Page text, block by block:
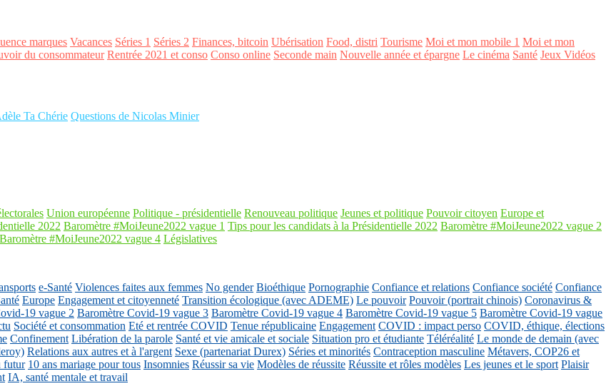
marques Vacances Séries 1 Séries 2 Finances, bitcoin Ubérisation Food, distri Tourisme Moi et mon mobile 1 Moi et mon
du consommateur Rentrée 2021 et conso Conso online Seconde main Nouvelle année et épargne Le cinéma Santé Jeux Vidéos
Ta Chérie Questions de Nicolas Minier
Union européenne Politique - présidentielle Renouveau politique Jeunes et politique Pouvoir citoyen Europe et
2022 Baromètre #MoiJeune2022 vague 1 Tips pour les candidats à la Présidentielle 2022 Baromètre #MoiJeune2022 vague 2
Baromètre #MoiJeune2022 vague 4 Législatives
e-Santé Violences faites aux femmes No gender Bioéthique Pornographie Confiance et relations Confiance société Confiance
Europe Engagement et citoyenneté Transition écologique (avec ADEME) Le pouvoir Pouvoir (portrait chinois) Coronavirus &
19 vague 2 Baromètre Covid-19 vague 3 Baromètre Covid-19 vague 4 Baromètre Covid-19 vague 5 Baromètre Covid-19 vague
Société et consommation Eté et rentrée COVID Tenue républicaine Engagement COVID : impact perso COVID, éthique, élections
Confinement Libération de la parole Santé et vie amicale et sociale Situation pro et étudiante Téléréalité Le monde de demain (avec
Relations aux autres et à l'argent Sexe (partenariat Durex) Séries et minorités Contraception masculine Métavers, COP26 et
futur 10 ans mariage pour tous Insomnies Réussir sa vie Modèles de réussite Réussite et rôles modèles Les jeunes et le sport Plaisir
IA, santé mentale et travail